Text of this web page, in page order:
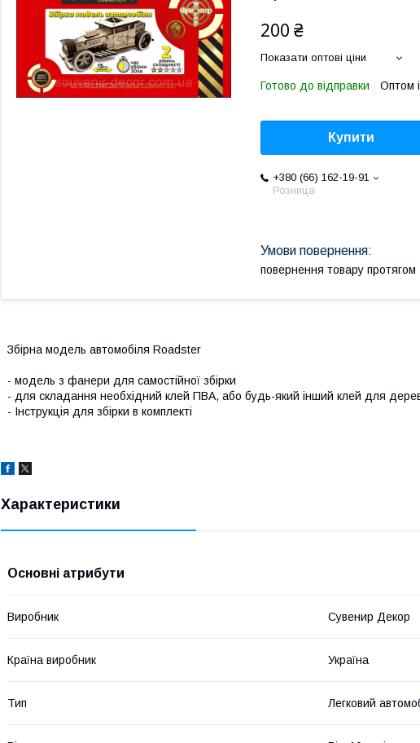
200 ₴
Показати оптові ціни
Готово до відправки Оптом
Купити
+380 (66) 162-19-91
Розница
повернення товару протягом
Збірна модель автомобіля Roadster
- модель з фанери для самостійної збірки
- для складання необхідний клей ПВА, або будь-який інший клей для
- Інструкція для збірки в комплекті
Характеристики
Основні атрибути
Виробник Сувенир Декор
Країна виробник Україна
Тип Легковий